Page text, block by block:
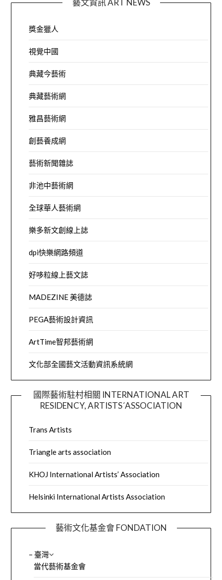
藝文資訊 ART NEWS
獎金獵人
視覺中國
典藏今藝術
典藏藝術網
雅昌藝術網
創藝養成網
藝術新聞雜誌
非池中藝術網
全球華人藝術網
樂多新文創線上誌
dpi快樂網路頻道
好哆粒線上藝文誌
MADEZINE 美德誌
PEGA藝術設計資訊
ArtTime智邦藝術網
文化部全國藝文活動資訊系統網
國際藝術駐村相關 INTERNATIONAL ART
RESIDENCY, ARTISTS´ASSOCIATION
Trans Artists
Triangle arts association
KHOJ International Artists’ Association
Helsinki International Artists Association
藝術文化基金會 FONDATION
– 臺灣
當代藝術基金會